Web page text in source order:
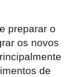
preparar o
os novos
de